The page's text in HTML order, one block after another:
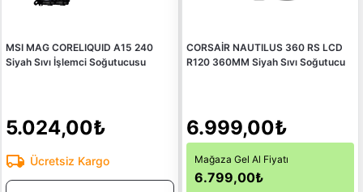
MSI MAG CORELIQUID A15 240
Siyah Sıvı İşlemci Soğutucusu
5.024,00₺
Ücretsiz Kargo
CORSAİR NAUTILUS 360 RS LCD
R120 360MM Siyah Sıvı Soğutucu
6.999,00₺
Mağaza Gel Al Fiyatı
6.799,00₺